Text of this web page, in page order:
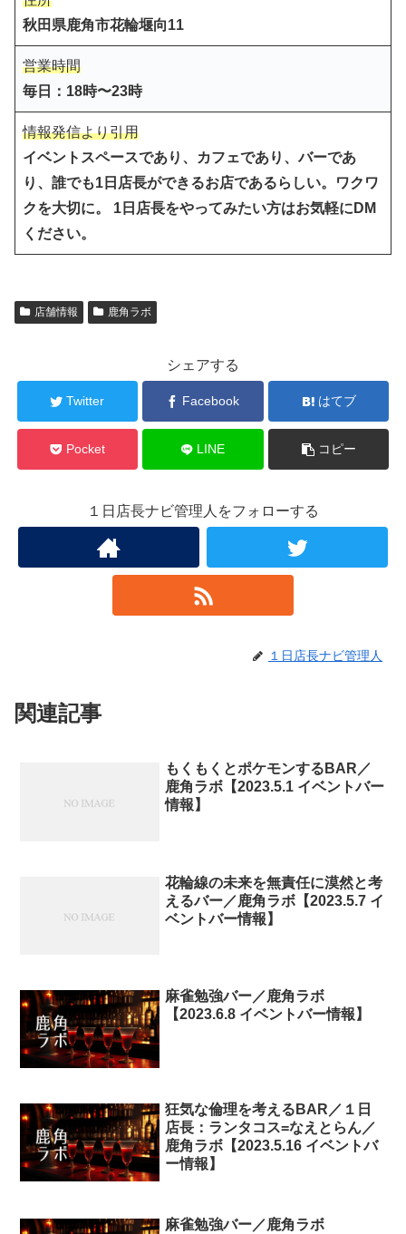
秋田県鹿角市花輪堰向11
営業時間
毎日：18時〜23時
情報発信より引用
イベントスペースであり、カフェであり、バーであ
り、誰でも1日店長ができるお店であるらしい。ワクワ
クを大切に。 1日店長をやってみたい方はお気軽にDM
ください。
店舗情報 鹿角ラボ
シェアする
Twitter Facebook はてブ
Pocket LINE コピー
１日店長ナビ管理人をフォローする
１日店長ナビ管理人
関連記事
もくもくとポケモンするBAR／
鹿角ラボ【2023.5.1 イベントバー
情報】
花輪線の未来を無責任に漠然と考
えるバー／鹿角ラボ【2023.5.7 イ
ベントバー情報】
麻雀勉強バー／鹿角ラボ
【2023.6.8 イベントバー情報】
狂気な倫理を考えるBAR／１日
店長：ランタコス=なえとらん／
鹿角ラボ【2023.5.16 イベントバ
ー情報】
麻雀勉強バー／鹿角ラボ